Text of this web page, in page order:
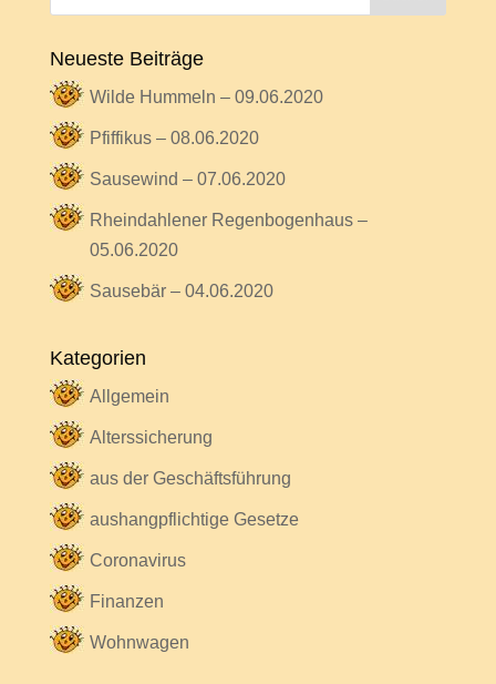
Neueste Beiträge
Wilde Hummeln – 09.06.2020
Pfiffikus – 08.06.2020
Sausewind – 07.06.2020
Rheindahlener Regenbogenhaus –
05.06.2020
Sausebär – 04.06.2020
Kategorien
Allgemein
Alterssicherung
aus der Geschäftsführung
aushangpflichtige Gesetze
Coronavirus
Finanzen
Wohnwagen